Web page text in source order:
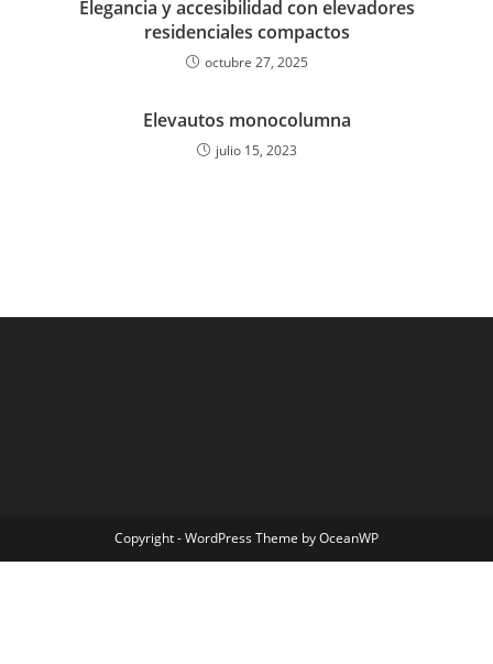
Elegancia y accesibilidad con elevadores
residenciales compactos
octubre 27, 2025
Elevautos monocolumna
julio 15, 2023
Copyright - WordPress Theme by OceanWP